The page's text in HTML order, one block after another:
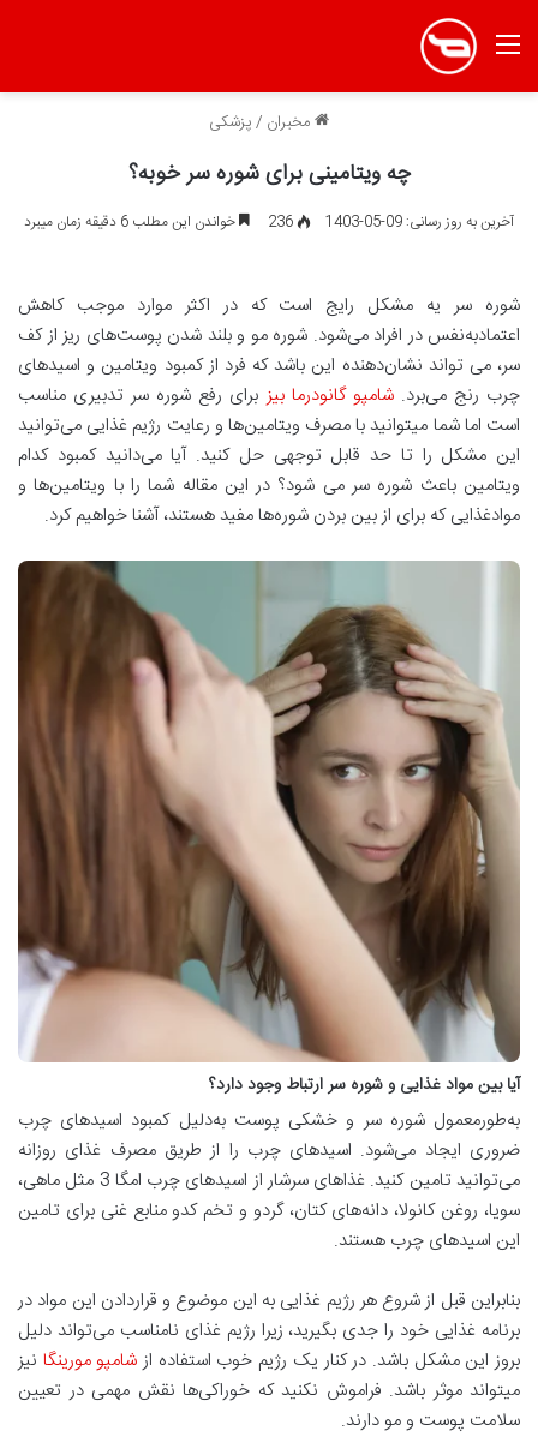
منو
مخبران /پزشکی
چه ویتامینی برای شوره سر خوبه؟
آخرین به روز رسانی: 09-05-1403 236 خواندن این مطلب 6 دقیقه زمان میبرد
شوره سر یه مشکل رایج است که در اکثر موارد موجب کاهش
اعتمادبه‌نفس در افراد می‌شود. شوره مو و بلند شدن پوست‌های ریز از کف
سر، می تواند نشان‌دهنده این باشد که فرد از کمبود ویتامین و اسیدهای
چرب رنج می‌برد.شامپو گانودرما بیزبرای رفع شوره سر تدبیری مناسب
است اما شما میتوانید با مصرف ویتامین‌ها و رعایت رژیم غذایی می‌توانید
این مشکل را تا حد قابل توجهی حل کنید. آیا می‌دانید کمبود کدام
ویتامین باعث شوره سر می شود؟ در این مقاله شما را با ویتامین‌ها و
مواد‌غذایی که برای از بین بردن شوره‌ها مفید هستند، آشنا خواهیم کرد.
آیا بین مواد غذایی و شوره سر ارتباط وجود دارد؟
به‌طور‌معمول شوره سر و خشکی پوست به‌دلیل کمبود اسیدهای چرب
ضروری ایجاد می‌شود. اسیدهای چرب را از طریق مصرف غذای روزانه
می‌توانید تامین کنید. غذاهای سرشار از اسیدهای چرب امگا 3 مثل ماهی،
سویا، روغن کانولا، دانه‌های کتان، گردو و تخم کدو منابع غنی برای تامین
این اسیدهای چرب هستند.
بنابراین قبل از شروع هر رژیم غذایی به این موضوع و قراردادن این مواد در
برنامه غذایی خود را جدی بگیرید، زیرا رژیم غذای نامناسب می‌تواند دلیل
بروز این مشکل باشد. در کنار یک رژیم خوب استفاده ازشامپو مورینگا نیز
میتواند موثر باشد. فراموش نکنید که خوراکی‌ها نقش مهمی در تعیین
سلامت پوست و مو دارند.